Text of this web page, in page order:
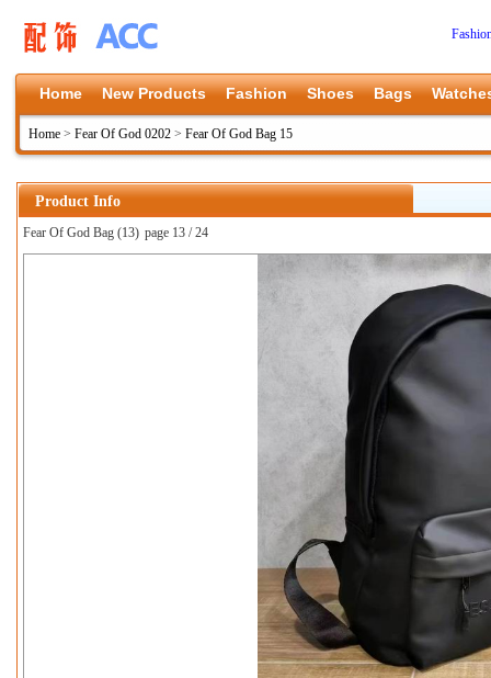
Home New Products Fashion Shoes Bags
Home > Fear Of God 0202 > Fear Of God Bag 15
Product Info
Fear Of God Bag (13) page 13 / 24
上一张